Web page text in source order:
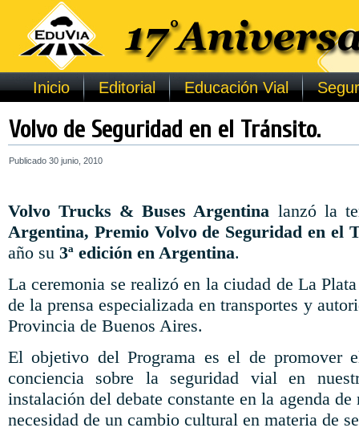
Inicio Editorial Educación Vial
Volvo de Seguridad en el Tránsito.
Publicado 30 junio, 2010
Volvo Trucks & Buses Argentina lanzó la
Argentina, Premio Volvo de Seguridad en el
año su 3ª edición en Argentina.
La ceremonia se realizó en la ciudad de La
de la prensa especializada en transportes y
Provincia de Buenos Aires.
El objetivo del Programa es el de promover
conciencia sobre la seguridad vial en
instalación del debate constante en la agenda de
necesidad de un cambio cultural en materia de